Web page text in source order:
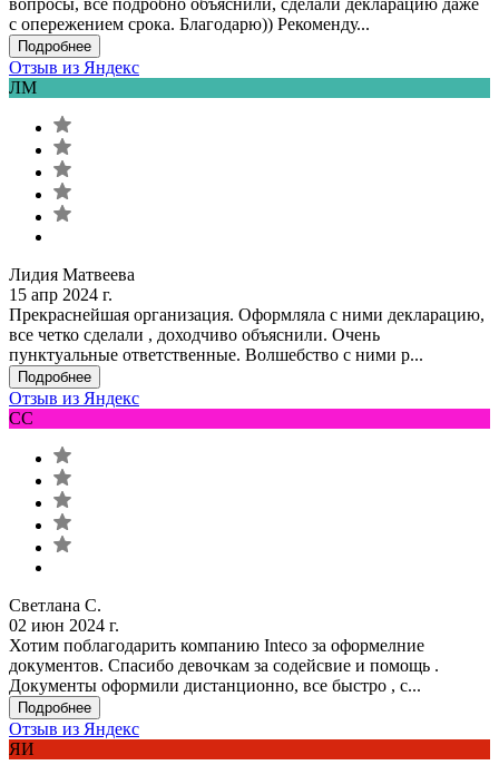
вопросы, всё подробно объяснили, сделали декларацию даже
с опережением срока. Благодарю)) Рекоменду...
Подробнее
Отзыв из Яндекс
ЛМ
Лидия Матвеева
15 апр 2024 г.
Прекраснейшая организация. Оформляла с ними декларацию,
все четко сделали , доходчиво объяснили. Очень
пунктуальные ответственные. Волшебство с ними р...
Подробнее
Отзыв из Яндекс
СС
Светлана С.
02 июн 2024 г.
Хотим поблагодарить компанию Inteco за оформелние
документов. Спасибо девочкам за содейсвие и помощь .
Документы оформили дистанционно, все быстро , с...
Подробнее
Отзыв из Яндекс
ЯИ